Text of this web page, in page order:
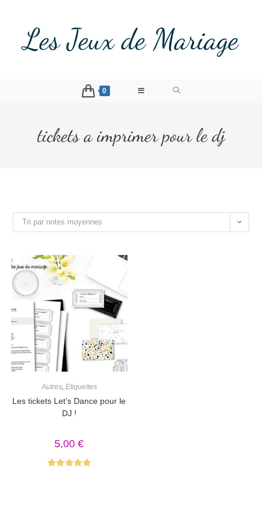
Les Jeux de Mariage
0
tickets a imprimer pour le dj
Tri par notes moyennes
Autres, Etiquettes
Les tickets Let’s Dance pour le
DJ !
5,00€